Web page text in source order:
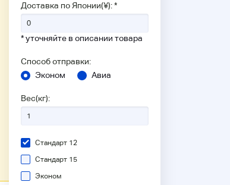
Доставка по Японии(¥): *
* уточняйте в описании товара
Способ отправки:
Эконом
Авиа
Вес(кг):
Стандарт 12
Стандарт 15
Эконом